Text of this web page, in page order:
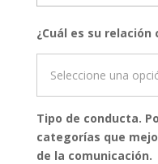
¿Cuál es su
Tipo de conducta.
categorías que
de la comunicación.